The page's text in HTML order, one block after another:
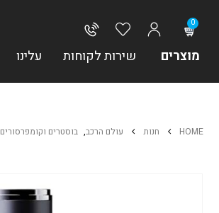
0
מוצרים שירות לקוחות עלינו
HOME חנות עולם הרכב, בוסטרים וקומפרסורים